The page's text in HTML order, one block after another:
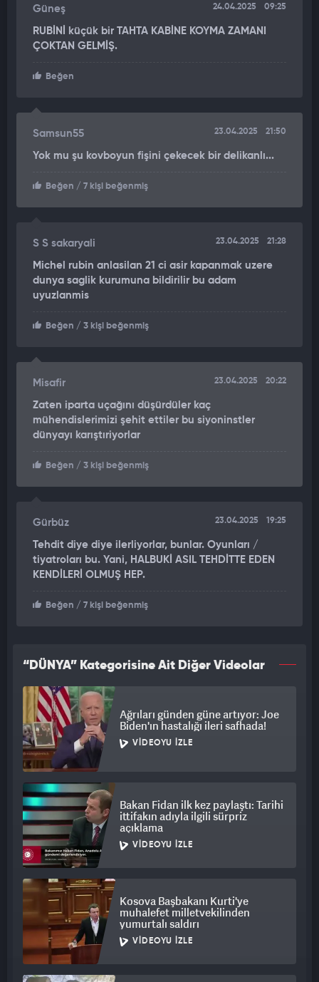
Rubin, İsrail'in hedefi belirsiz şekilde hareket edip nükleer
bilimcilere suikastler düzenlemesi durumunda NATO'nun
savunma mekanizmasının devreye girmeyeceğini ifade etti.
şeyin değişeceğini ve Batı'nın hala eski Türkiye'yi hayal ettiğini
Güneş 24.04.2025 09:25
RUBİNİ küçük bir TAHTA KABİNE KOYMA ZAMANI
ÇOKTAN GELMİŞ.
Beğen
Samsun55 23.04.2025 21:50
Yok mu şu kovboyun fişini çekecek bir delikanlı...
Beğen / 7 kişi beğenmiş
S S sakaryali 23.04.2025 21:28
Michel rubin anlasilan 21 ci asir kapanmak uzere
dunya saglik kurumuna bildirilir bu adam
uyuzlanmis
Beğen / 3 kişi beğenmiş
Misafir 23.04.2025 20:22
Zaten iparta uçağını düşürdüler kaç
mühendislerimizi şehit ettiler bu siyoninstler
dünyayı karıştıriyorlar
Beğen / 3 kişi beğenmiş
Gürbüz 23.04.2025 19:25
Tehdit diye diye ilerliyorlar, bunlar. Oyunları /
tiyatroları bu. Yani, HALBUKİ ASIL TEHDİTTE EDEN
KENDİLERİ OLMUŞ HEP.
Beğen / 7 kişi beğenmiş
“DÜNYA” Kategorisine Ait Diğer Videolar
Ağrıları günden güne artıyor: Joe
Biden'ın hastalığı ileri safhada!
VIDEOYU İZLE
Bakan Fidan ilk kez paylaştı: Tarihi
ittifakın adıyla ilgili sürpriz
açıklama
VIDEOYU İZLE
Kosova Başbakanı Kurti'ye
muhalefet milletvekilinden
yumurtalı saldırı
VIDEOYU İZLE